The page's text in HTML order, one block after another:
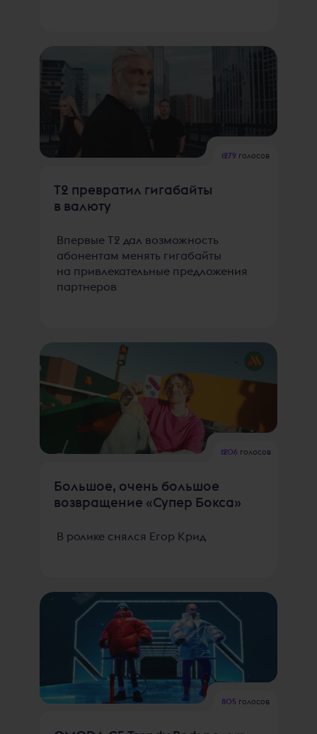
1279 голосов
T2 превратил гигабайты
в валюту
Впервые Т2 дал возможность
абонентам менять гигабайты
на привлекательные предложения
партнеров
1206голосов
Большое, очень большое
возвращение «Супер Бокса»
В ролике снялся Егор Крид
805 голосов